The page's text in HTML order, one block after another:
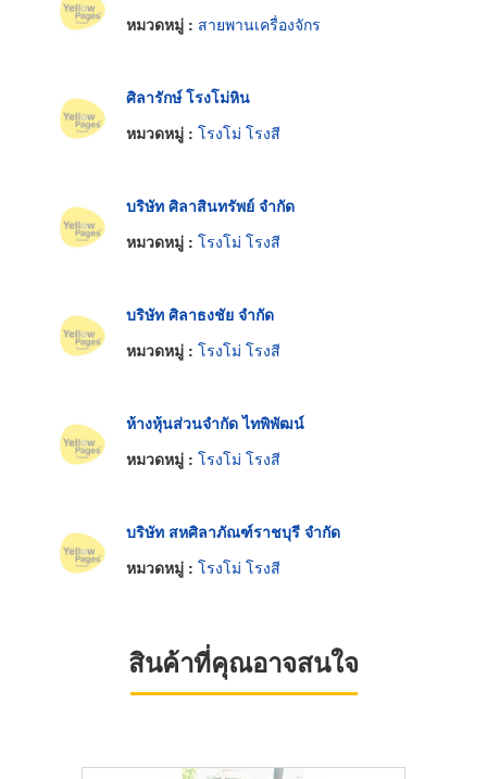
หมวดหมู่ : สายพานเครื่องจักร
ศิลารักษ์ โรงโม่หิน
หมวดหมู่ : โรงโม่ โรงสี
บริษัท ศิลาสินทรัพย์ จำกัด
หมวดหมู่ : โรงโม่ โรงสี
บริษัท ศิลาธงชัย จำกัด
หมวดหมู่ : โรงโม่ โรงสี
ห้างหุ้นส่วนจำกัด ไทพิพัฒน์
หมวดหมู่ : โรงโม่ โรงสี
บริษัท สหศิลาภัณฑ์ราชบุรี จำกัด
หมวดหมู่ : โรงโม่ โรงสี
สินค้าที่คุณอาจสนใจ